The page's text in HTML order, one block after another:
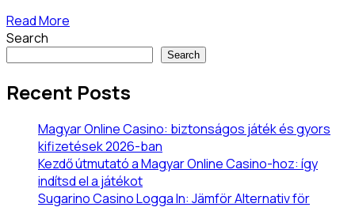
Read More
Search
Search
Recent Posts
Magyar Online Casino: biztonságos játék és gyors
kifizetések 2026-ban
Kezdő útmutató a Magyar Online Casino-hoz: így
indítsd el a játékot
Sugarino Casino Logga In: Jämför Alternativ för